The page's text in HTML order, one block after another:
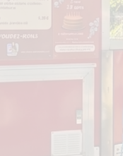
pas manquer : le
compositeur-
mêlant folk,
Caperaa s’inspire